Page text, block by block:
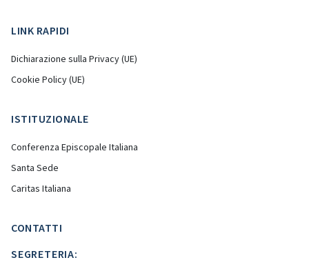
LINK RAPIDI
Dichiarazione sulla Privacy (UE)
Cookie Policy (UE)
ISTITUZIONALE
Conferenza Episcopale Italiana
Santa Sede
Caritas Italiana
CONTATTI
SEGRETERIA: